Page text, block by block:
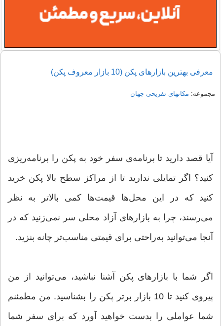
معرفی بهترین بازارهای پکن (10 بازار معروف پکن)
مجموعه: مکانهای تفریحی جهان
آیا قصد دارید تا برنامه‌ی سفر خود به پکن را برنامه‌ریزی
کنید؟ اگر تمایلی ندارید تا از مراکز سطح بالا پکن خرید
کنید که در این محل‌ها قیمت‌ها کمی بالاتر به نظر
می‌رسند، چرا به بازارهای آزاد محلی سر نمی‌زنید که در
آنجا می‌توانید به‌راحتی برای قیمتی مناسب‌تر چانه بنزید.
اگر شما با بازارهای پکن آشنا نباشید، می‌توانید از من
پیروی کنید تا 10 بازار برتر پکن را بشناسید. من مطمئنم
شما عواملی را بدست خواهید آورد که برای سفر شما